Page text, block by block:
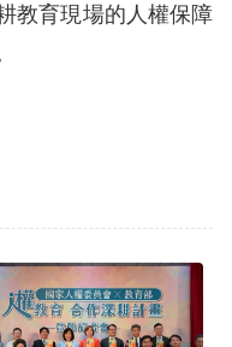
教育現場的人權保障